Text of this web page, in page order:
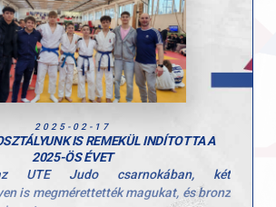
Benedek 3. helyezés
5. helyezés
és Herkner Máté részt vett
és Ponácz Alex részt vett
minden versenyzőnek és a
is!
2025-02-17
IS REMEKÜL INDÍTOTTA A
2025-ÖS ÉVET
UTE Judo csarnokában, két
is megmérettették magukat, és bronz